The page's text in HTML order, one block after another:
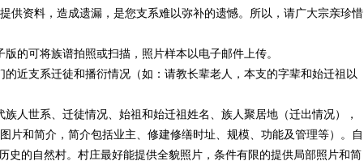
资料，造成遗漏，是您支系难以弥补的遗憾。所以，请广大宗亲珍惜
的可将族谱拍照或扫描，照片样本以电子邮件上传。
近支系迁徒和播衍情况（如：请教长辈老人，本支的字辈和始迁祖以
人世系、迁徒情况、始祖和始迁祖姓名、族人聚居地（迁出情况），
片和简介，简介包括业主、修建修缮时址、规模、功能及管理等）。自
史的自然村。村庄最好能提供全貌照片，条件有限的提供局部照片和简